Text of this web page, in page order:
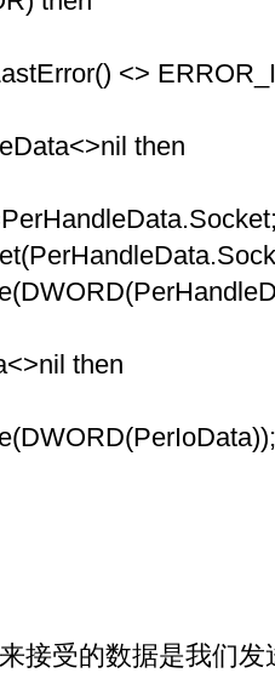
<>
then
then
受的数据是我们发